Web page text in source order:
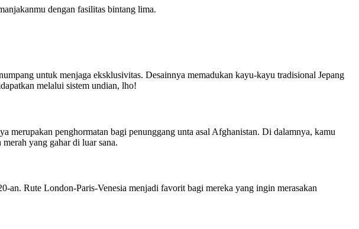
dengan fasilitas bintang lima.
untuk menjaga eksklusivitas. Desainnya memadukan kayu-kayu tradisional Jepang
melalui sistem undian, lho!
penghormatan bagi penunggang unta asal Afghanistan. Di dalamnya, kamu
yang gahar di luar sana.
an. Rute London-Paris-Venesia menjadi favorit bagi mereka yang ingin merasakan